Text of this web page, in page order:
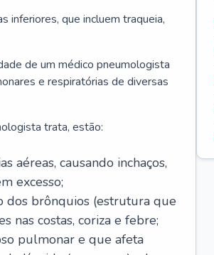
inferiores, que incluem traqueia,
de um médico pneumologista
e respiratórias de diversas
trata, estão:
aéreas, causando inchaços,
excesso;
dos brônquios (estrutura que
nas costas, coriza e febre;
pulmonar e que afeta